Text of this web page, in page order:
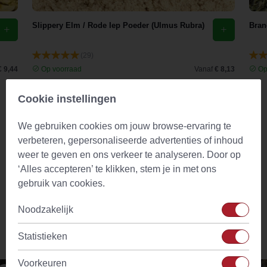
9,44
Slippery Elm / Rode Iep Poeder (Ulmus Rubra)
Op voorraad
Vanaf € 8,13
Gearomatiseerde zwarte thee met stukjes kersen en een
duidelijke wilde kersensmaak. Voor deze heerlijke zwarte
thee hebben we een mooie melange van zwarte thee uit
Ceylon, Zuid India en China, kracht bij gezet met stukjes
Vergelijkbare producten
Cookie instellingen
We gebruiken cookies om jouw browse-ervaring te
verbeteren, gepersonaliseerde advertenties of inhoud
weer te geven en ons verkeer te analyseren. Door op
‘Alles accepteren’ te klikken, stem je in met ons
gebruik van cookies.
Noodzakelijk
Statistieken
Voorkeuren